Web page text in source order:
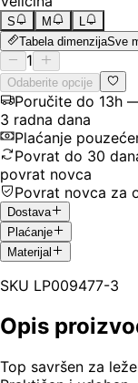
S M
L
Tabela dimenzijaSve
1
Odaberite opcije
Poručite do 13h
3 radna dana
Plaćanje
Povrat do 30
povrat novca
Povrat novca za
Dostava
Plaćanje
Materijal
SKU LP009477-3
Opis
Top savršen za